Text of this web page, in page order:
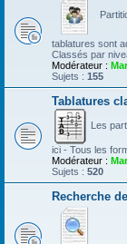
tablatures sont
Classés par
Modérateur :
Sujets : 155
Tablatures
Les
ici - Tous les
Modérateur :
Sujets : 520
Recherche